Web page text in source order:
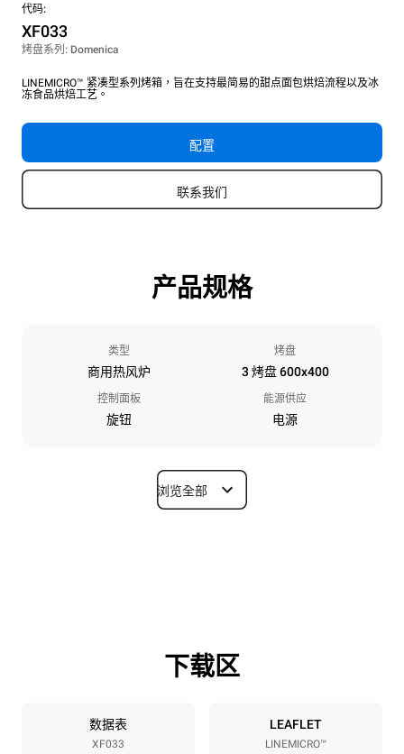
代码:
XF033
烤盘系列: Domenica
LINEMICRO™ 紧凑型系列烤箱，旨在支持最简易的甜点面包烘焙流程以及冰
冻食品烘焙工艺。
配置
联系我们
产品规格
类型
商用热风炉
烤盘
3 烤盘 600x400
控制面板
旋钮
能源供应
电源
尺寸
烤盘规格
3 600x400
烤盘间距
浏览全部
下载区
数据表
XF033
LEAFLET
LINEMICRO™